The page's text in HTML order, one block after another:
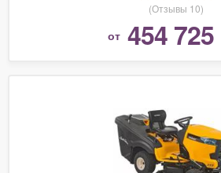
(Отзывы 10)
от 454 725